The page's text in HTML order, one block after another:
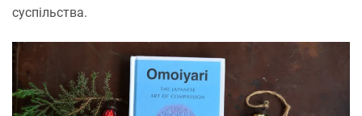
суспільства.